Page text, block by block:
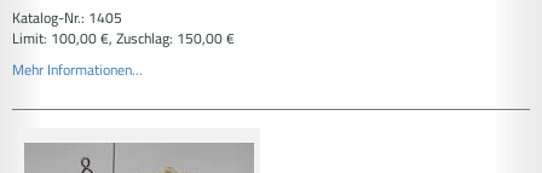
Katalog-Nr.: 1405
Limit: 100,00 €, Zuschlag: 150,00 €
Mehr Informationen...